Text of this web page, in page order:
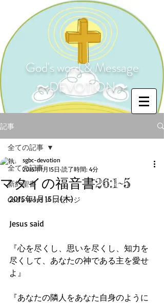
God's word & Message
〜DEVOTION〜
記事
全ての記事
新約聖書
God's Word メッセージ
全ての記事
マタイの福音書26:1~5
sgbc-devotion
2015年1月15日 読了時間: 4分
2015年1月15日(木)
Jesus said
『心を尽くし、思いを尽くし、知力を
尽くして、あなたの神である主を愛せ
よ』
『あなたの隣人をあなた自身のように